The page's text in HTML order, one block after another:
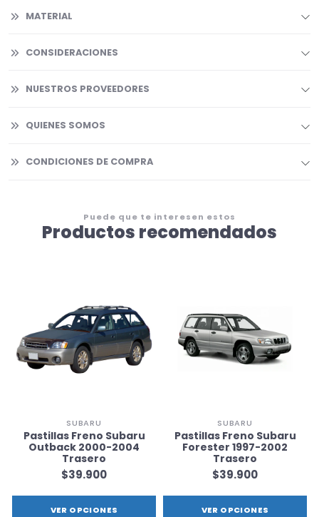
MATERIAL
CONSIDERACIONES
NUESTROS PROVEEDORES
QUIENES SOMOS
CONDICIONES DE COMPRA
Puede que te interesen estos
Productos recomendados
SUBARU
Pastillas Freno Subaru
Outback 2000-2004
Trasero
$39.900
VER OPCIONES
SUBARU
Pastillas Freno Subaru
Forester 1997-2002
Trasero
$39.900
VER OPCIONES